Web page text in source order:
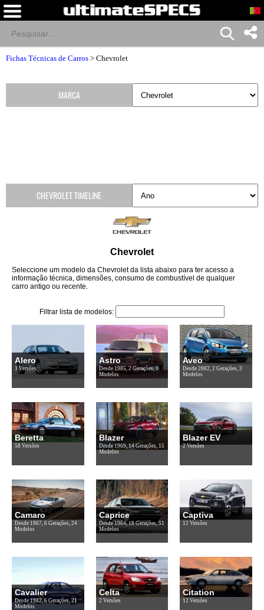
Fichas Técnicas de Carros > Chevrolet
Chevrolet
Seleccione um modelo da Chevrolet da lista abaixo para ter acesso a
informação técnica, dimensões, consumo de combustível de qualquer
carro antigo ou recente.
Filtrar lista de modelos:
Alero
3 Versões
Astro
Desde 1985, 2 Gerações, 1
Modelos
Aveo
Desde 2002, 2 Gerações, 3
Modelos
Beretta
58 Versões
Blazer
Desde 1969, 14 Gerações, 15
Modelos
Blazer EV
2 Versões
Camaro
Desde 1967, 6 Gerações, 24
Modelos
Caprice
Desde 1964, 18 Gerações, 51
Modelos
Captiva
12 Versões
Cavalier
Desde 1982, 6 Gerações, 21
Modelos
Celta
2 Versões
Citation
12 Versões
MARCA
CHEVROLET TIMELINE